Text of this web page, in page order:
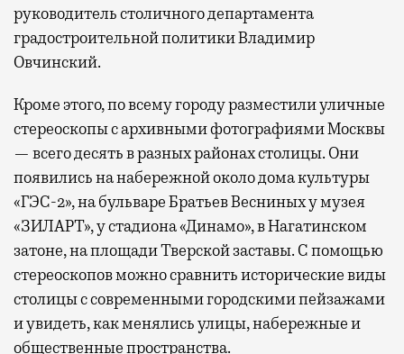
руководитель столичного департамента
градостроительной политики Владимир
Овчинский.
Кроме этого, по всему городу разместили уличные
стереоскопы с архивными фотографиями Москвы
— всего десять в разных районах столицы. Они
появились на набережной около дома культуры
«ГЭС-2», на бульваре Братьев Весниных у музея
«ЗИЛАРТ», у стадиона «Динамо», в Нагатинском
затоне, на площади Тверской заставы. С помощью
стереоскопов можно сравнить исторические виды
столицы с современными городскими пейзажами
и увидеть, как менялись улицы, набережные и
общественные пространства.